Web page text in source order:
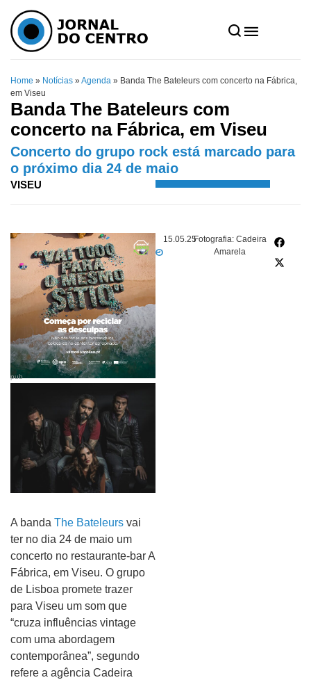
Home » Notícias »Agenda » Banda The Bateleurs com concerto na Fábrica,
em Viseu
Banda The Bateleurs com
concerto na Fábrica, em Viseu
Concerto do grupo rock está marcado para
o próximo dia 24 de maio
VISEU
15.05.25Fotografia: Cadeira
Amarela
pub
A banda The Bateleurs vai
ter no dia 24 de maio um
concerto no restaurante-bar A
Fábrica, em Viseu. O grupo
de Lisboa promete trazer
para Viseu um som que
“cruza influências vintage
com uma abordagem
contemporânea”, segundo
refere a agência Cadeira